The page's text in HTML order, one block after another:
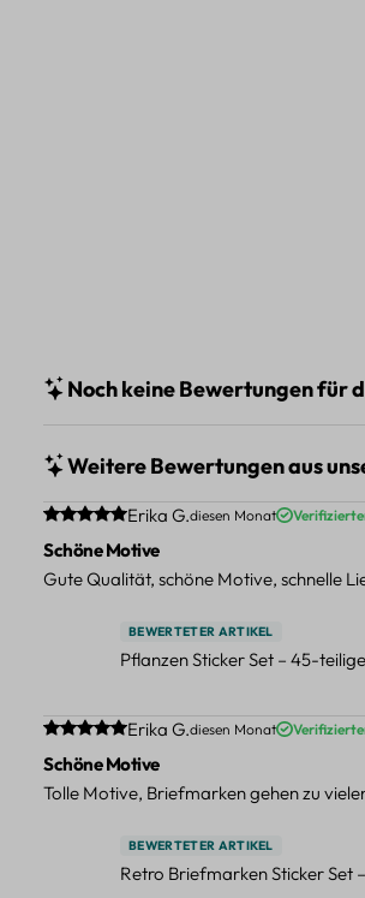
Noch keine Bewertungen für
Weitere Bewertungen aus
Durchschnittliche Bewertung von 5 von 5
Erika G.diesen Monat
Schöne Motive
Gute Qualität, schöne Motive, schnelle
BEWERTETER ARTIKEL
Pflanzen Sticker Set – 45-
Durchschnittliche Bewertung von 5 von 5
Erika G.diesen Monat
Schöne Motive
Tolle Motive, Briefmarken gehen zu
BEWERTETER ARTIKEL
Retro Briefmarken Sticker Set